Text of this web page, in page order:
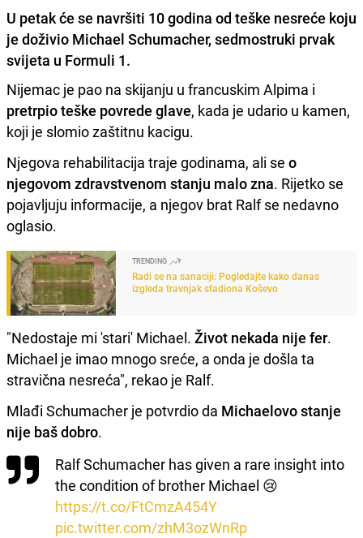
U petak će se navršiti 10 godina od teške nesreće koju
je doživio Michael Schumacher, sedmostruki prvak
svijeta u Formuli 1.
Nijemac je pao na skijanju u francuskim Alpima i
pretrpio teške povrede glave, kada je udario u kamen,
koji je slomio zaštitnu kacigu.
Njegova rehabilitacija traje godinama, ali se o
njegovom zdravstvenom stanju malo zna. Rijetko se
pojavljuju informacije, a njegov brat Ralf se nedavno
oglasio.
TRENDING
Radi se na sanaciji: Pogledajte kako danas
izgleda travnjak stadiona Koševo
"Nedostaje mi 'stari' Michael. Život nekada nije fer.
Michael je imao mnogo sreće, a onda je došla ta
stravična nesreća", rekao je Ralf.
Mlađi Schumacher je potvrdio da Michaelovo stanje
nije baš dobro.
Ralf Schumacher has given a rare insight into
the condition of brother Michael 😢
https://t.co/FtCmzA454Y
pic.twitter.com/zhM3ozWnRp